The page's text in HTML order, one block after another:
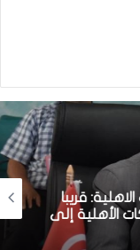
قريبا
إلى